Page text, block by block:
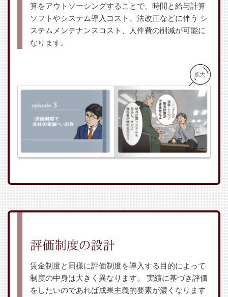
算をアウトソーシングすることで、時間と給与計算
ソフトやシステム導入コスト、法改正などに伴う シ
ステムメンテナンスコスト、人件費の削減が可能に
なります。
評価制度の設計
賃金制度と同様に評価制度を導入する目的によって
制度の中身は大きく異なります。
実績に基づき評価
をしたいのであれば成果主義的要素が濃くなります